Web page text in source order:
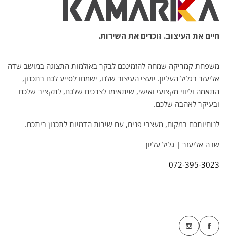
חיים את העיצוב. זוכרים את השירות.
משפחת קמריקה שמחה להזמינכם לבקר באולמות התצוגה במושב שדה
אליעזר בגליל העליון. יועצי העיצוב שלנו, ישמחו לסייע לכם בתכנון,
התאמה וליווי מקצועי ואישי, שיתאימו לצרכים שלכם, לתקציב שלכם
ובעיקר לאהבה שלכם.
לנוחיותכם במקום, מעצבי פנים, עם שירות הדמיות לתכנון ביתכם.
שדה אליעזר | גליל עליון
072-395-3023